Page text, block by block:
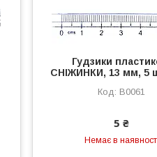
Гудзики
СНІЖИНКИ, 13 мм, 5
B0061
5 ₴
Немає в